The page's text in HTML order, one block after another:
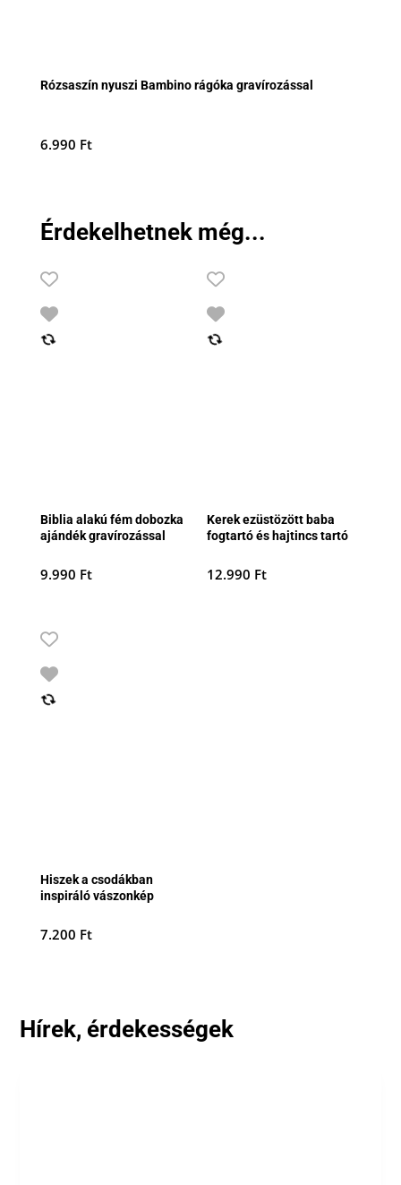
Rózsaszín nyuszi Bambino rágóka gravírozással
6.990 Ft
Érdekelhetnek még...
Biblia alakú fém dobozka
ajándék gravírozással
9.990 Ft
Kerek ezüstözött baba
fogtartó és hajtincs tartó
12.990 Ft
Hiszek a csodákban
inspiráló vászonkép
7.200 Ft
Hírek, érdekességek